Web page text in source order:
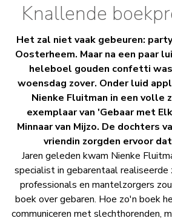
Knallende
Het zal niet vaak gebeuren:
Oosterheem. Maar na een paar
heleboel gouden confetti
woensdag zover. Onder luid
Nienke Fluitman in een volle
exemplaar van 'Gebaar met
Minnaar van Mijzo. De dochters
vriendin zorgden ervoor
Jaren geleden kwam Nienke
specialist in gebarentaal realiseerde
professionals en mantelzorgers
boek over gebaren. Hoe zo'n boek
communiceren met slechthorenden,